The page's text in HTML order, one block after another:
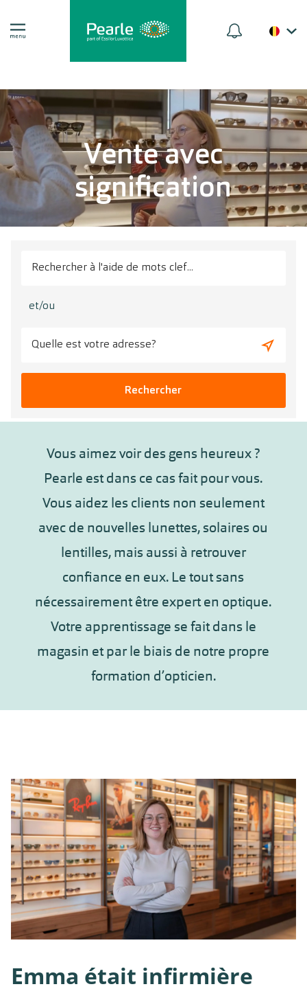
Vente avec
signification
et/ou
Rechercher
Vous aimez voir des gens heureux ?
Pearle est dans ce cas fait pour vous.
Vous aidez les clients non seulement
avec de nouvelles lunettes, solaires ou
lentilles, mais aussi à retrouver
confiance en eux. Le tout sans
nécessairement être expert en optique.
Votre apprentissage se fait dans le
magasin et par le biais de notre propre
formation d’opticien.
Emma était infirmière